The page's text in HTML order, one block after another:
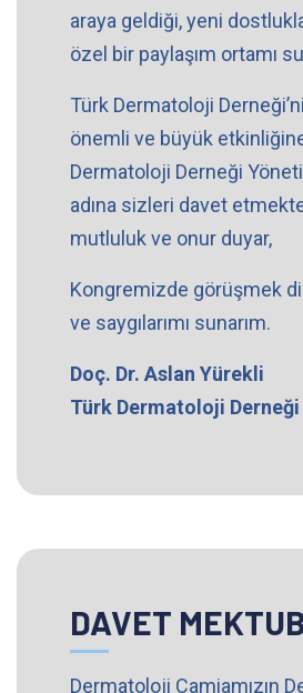
araya geldiği, yeni
özel bir paylaşım ortamı
Türk Dermatoloji
önemli ve büyük
Dermatoloji Derneği
adına sizleri davet
mutluluk ve onur duyar,
Kongremizde görüşmek
ve saygılarımı sunarım.
Doç. Dr. Aslan Yürekli
Türk Dermatoloji Derneği
DAVET
Dermatoloji Camiamızın